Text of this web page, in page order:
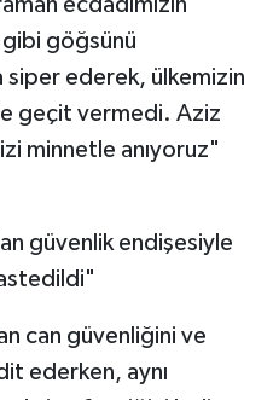
göğsünü
siper ederek, ülkemizin
geçit vermedi. Aziz
minnetle anıyoruz"
güvenlik endişesiyle
can güvenliğini ve
ederken, aynı